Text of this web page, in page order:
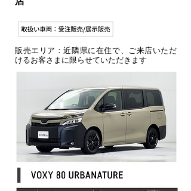
販売エリア：近隣県に在住で、ご来店いただ
けるお客さまに限らせていただきます